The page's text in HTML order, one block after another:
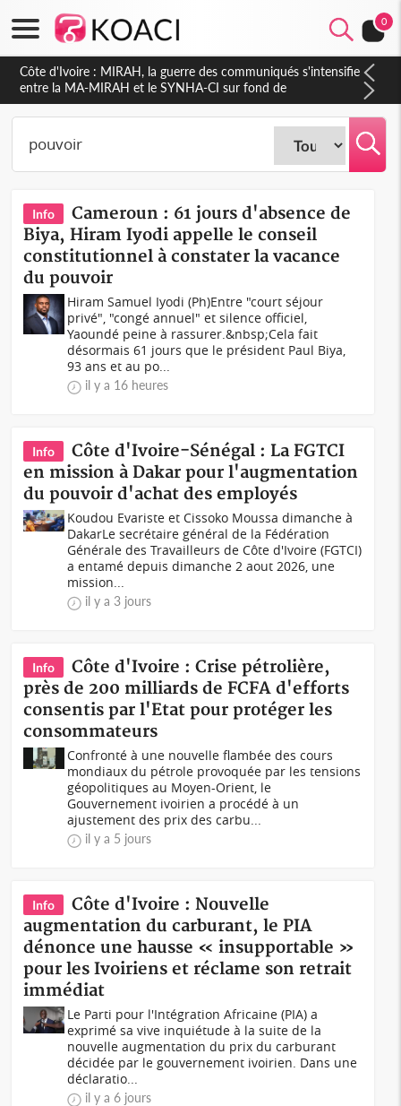
0
Côte d'Ivoire : Indépendance 2026, Thiam plaide pour un
environnement démocratique plus apaisé
Info
Cameroun : 61 jours d'absence de
Biya, Hiram Iyodi appelle le conseil
constitutionnel à constater la vacance
du pouvoir
Hiram Samuel Iyodi (Ph)Entre "court séjour
privé", "congé annuel" et silence officiel,
Yaoundé peine à rassurer.&nbsp;Cela fait
désormais 61 jours que le président Paul Biya,
93 ans et au po...
il y a 16 heures
Info
Côte d'Ivoire-Sénégal : La FGTCI
en mission à Dakar pour l'augmentation
du pouvoir d'achat des employés
Koudou Evariste et Cissoko Moussa dimanche à
DakarLe secrétaire général de la Fédération
Générale des Travailleurs de Côte d'Ivoire (FGTCI)
a entamé depuis dimanche 2 aout 2026, une
mission...
il y a 3 jours
Info
Côte d'Ivoire : Crise pétrolière,
près de 200 milliards de FCFA d'efforts
consentis par l'Etat pour protéger les
consommateurs
Confronté à une nouvelle flambée des cours
mondiaux du pétrole provoquée par les tensions
géopolitiques au Moyen-Orient, le
Gouvernement ivoirien a procédé à un
ajustement des prix des carbu...
il y a 5 jours
Info
Côte d'Ivoire : Nouvelle
augmentation du carburant, le PIA
dénonce une hausse « insupportable »
pour les Ivoiriens et réclame son retrait
immédiat
Le Parti pour l'Intégration Africaine (PIA) a
exprimé sa vive inquiétude à la suite de la
nouvelle augmentation du prix du carburant
décidée par le gouvernement ivoirien. Dans une
déclaratio...
il y a 6 jours